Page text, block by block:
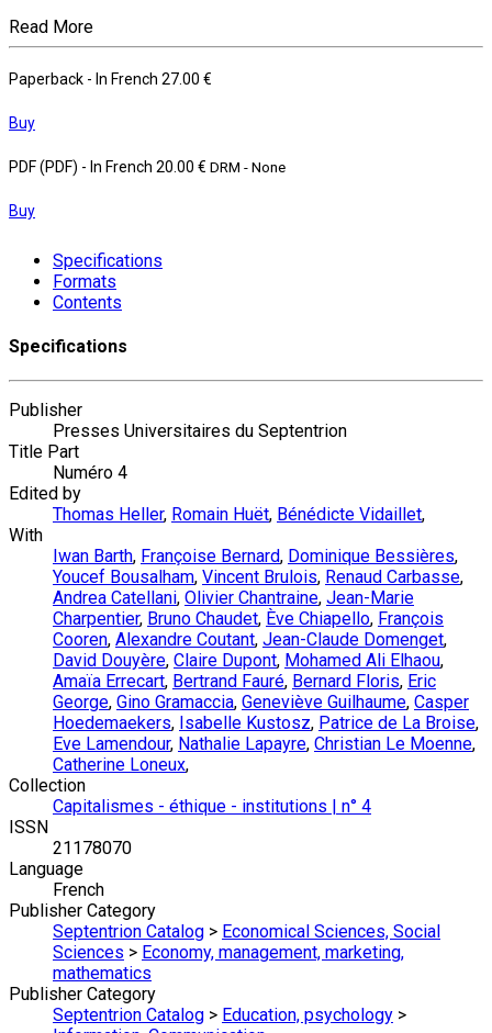
Read More
Paperback - In French 27.00 €
Buy
PDF (PDF) - In French 20.00 € DRM - None
Buy
Specifications
Formats
Contents
Specifications
Publisher
Presses Universitaires du Septentrion
Title Part
Numéro 4
Edited by
Thomas Heller, Romain Huët, Bénédicte Vidaillet,
With
Iwan Barth, Françoise Bernard, Dominique Bessières,
Youcef Bousalham, Vincent Brulois, Renaud Carbasse,
Andrea Catellani, Olivier Chantraine, Jean-Marie
Charpentier, Bruno Chaudet, Ève Chiapello, François
Cooren, Alexandre Coutant, Jean-Claude Domenget,
David Douyère, Claire Dupont, Mohamed Ali Elhaou,
Amaïa Errecart, Bertrand Fauré, Bernard Floris, Eric
George, Gino Gramaccia, Geneviève Guilhaume, Casper
Hoedemaekers, Isabelle Kustosz, Patrice de La Broise,
Eve Lamendour, Nathalie Lapayre, Christian Le Moenne,
Catherine Loneux,
Collection
Capitalismes - éthique - institutions | n° 4
ISSN
21178070
Language
French
Publisher Category
Septentrion Catalog > Economical Sciences, Social
Sciences > Economy, management, marketing,
mathematics
Publisher Category
Septentrion Catalog > Education, psychology >